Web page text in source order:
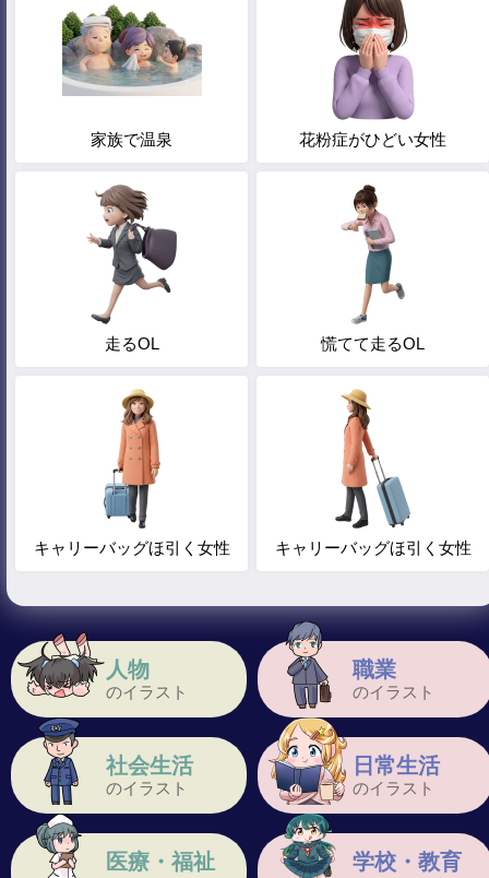
人物
のイラスト
職業
のイラスト
社会生活
のイラスト
日常生活
のイラスト
医療・福祉 学校・教育
家族で温泉 花粉症がひどい女性
走るOL 慌てて走るOL
キャリーバッグほ引く女性 キャリーバッグほ引く女性